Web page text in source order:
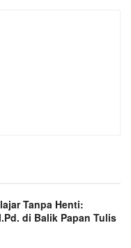
Tanpa Henti:
di Balik Papan Tulis